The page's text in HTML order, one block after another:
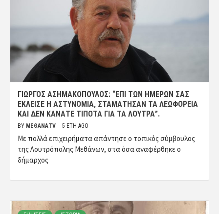
ΓΙΏΡΓΟΣ ΑΣΗΜΑΚΌΠΟΥΛΟΣ: “ΕΠΊ ΤΩΝ ΗΜΕΡΏΝ ΣΑΣ
ΈΚΛΕΙΣΕ Η ΑΣΤΥΝΟΜΊΑ, ΣΤΑΜΆΤΗΣΑΝ ΤΑ ΛΕΩΦΟΡΕΊΑ
ΚΑΙ ΔΕΝ ΚΆΝΑΤΕ ΤΊΠΟΤΑ ΓΙΑ ΤΑ ΛΟΥΤΡΆ”.
BY ΜΈΘΑΝΑTV 5 ΈΤΗ AGO
Με πολλά επιχειρήματα απάντησε ο τοπικός σύμβουλος
της Λουτρόπολης Μεθάνων, στα όσα αναφέρθηκε ο
δήμαρχος